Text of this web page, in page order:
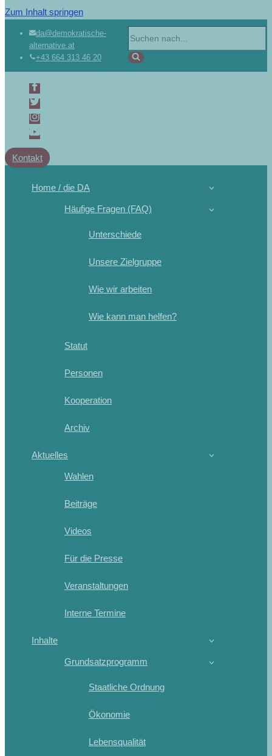
Zum Inhalt springen
da@demokratische-
alternative.at
+43 664 313 46 20
Kontakt
Home / die DA
Häufige Fragen (FAQ)
Unterschiede
Unsere Zielgruppe
Wie wir arbeiten
Wie kann man helfen?
Statut
Personen
Kooperation
Archiv
Aktuelles
Wahlen
Beiträge
Videos
Für die Presse
Veranstaltungen
Interne Termine
Inhalte
Grundsatzprogramm
Staatliche Ordnung
Ökonomie
Lebensqualität